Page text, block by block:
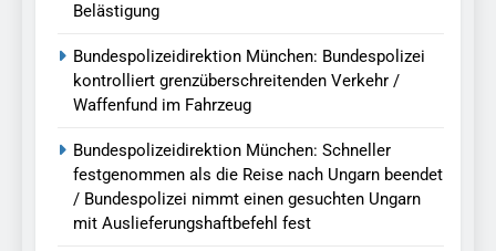
Belästigung
Bundespolizeidirektion München: Bundespolizei
kontrolliert grenzüberschreitenden Verkehr /
Waffenfund im Fahrzeug
Bundespolizeidirektion München: Schneller
festgenommen als die Reise nach Ungarn beendet
/ Bundespolizei nimmt einen gesuchten Ungarn
mit Auslieferungshaftbefehl fest